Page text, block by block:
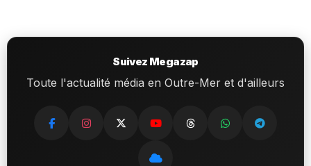
Suivez Megazap
Toute l'actualité média en Outre-Mer et d'ailleurs